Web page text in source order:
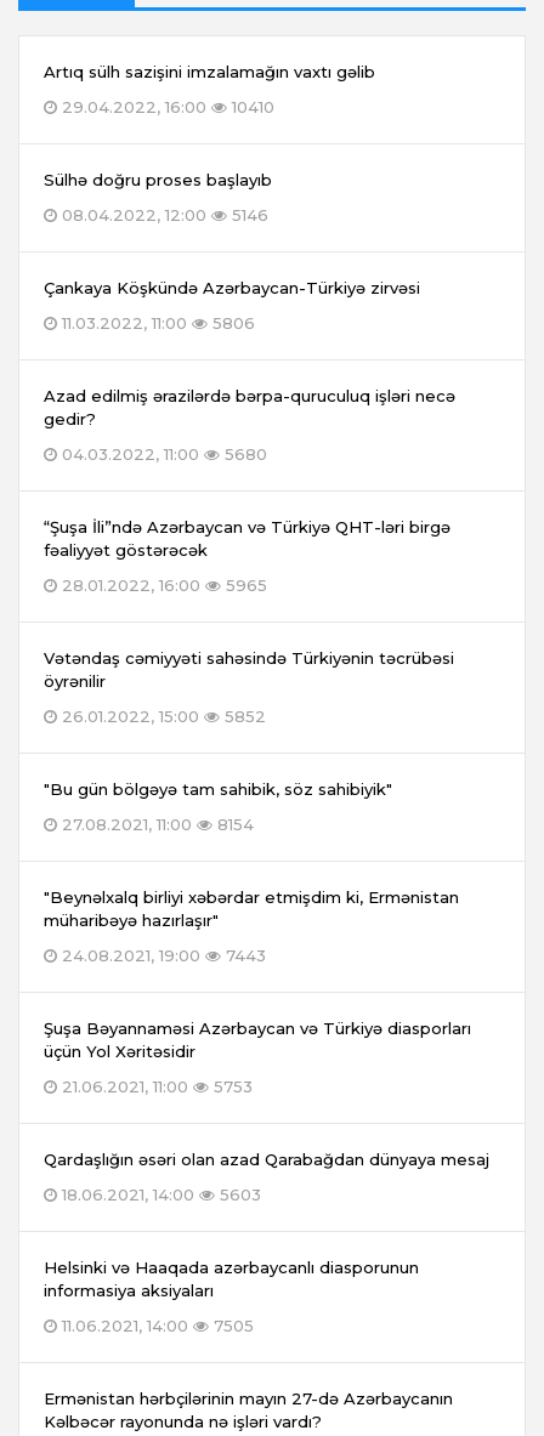
Artıq sülh sazişini imzalamağın vaxtı gəlib
29.04.2022, 16:00
10410
Sülhə doğru proses başlayıb
08.04.2022, 12:00
5146
Çankaya Köşkündə Azərbaycan-Türkiyə zirvəsi
11.03.2022, 11:00
5806
Azad edilmiş ərazilərdə bərpa-quruculuq işləri necə
gedir?
04.03.2022, 11:00
5680
“Şuşa İli”ndə Azərbaycan və Türkiyə QHT-ləri birgə
fəaliyyət göstərəcək
28.01.2022, 16:00
5965
Vətəndaş cəmiyyəti sahəsində Türkiyənin təcrübəsi
öyrənilir
26.01.2022, 15:00
5852
"Bu gün bölgəyə tam sahibik, söz sahibiyik"
27.08.2021, 11:00
8154
"Beynəlxalq birliyi xəbərdar etmişdim ki, Ermənistan
müharibəyə hazırlaşır"
24.08.2021, 19:00
7443
Şuşa Bəyannaməsi Azərbaycan və Türkiyə diasporları
üçün Yol Xəritəsidir
21.06.2021, 11:00
5753
Qardaşlığın əsəri olan azad Qarabağdan dünyaya mesaj
18.06.2021, 14:00
5603
Helsinki və Haaqada azərbaycanlı diasporunun
informasiya aksiyaları
11.06.2021, 14:00
7505
Ermənistan hərbçilərinin mayın 27-də Azərbaycanın
Kəlbəcər rayonunda nə işləri vardı?